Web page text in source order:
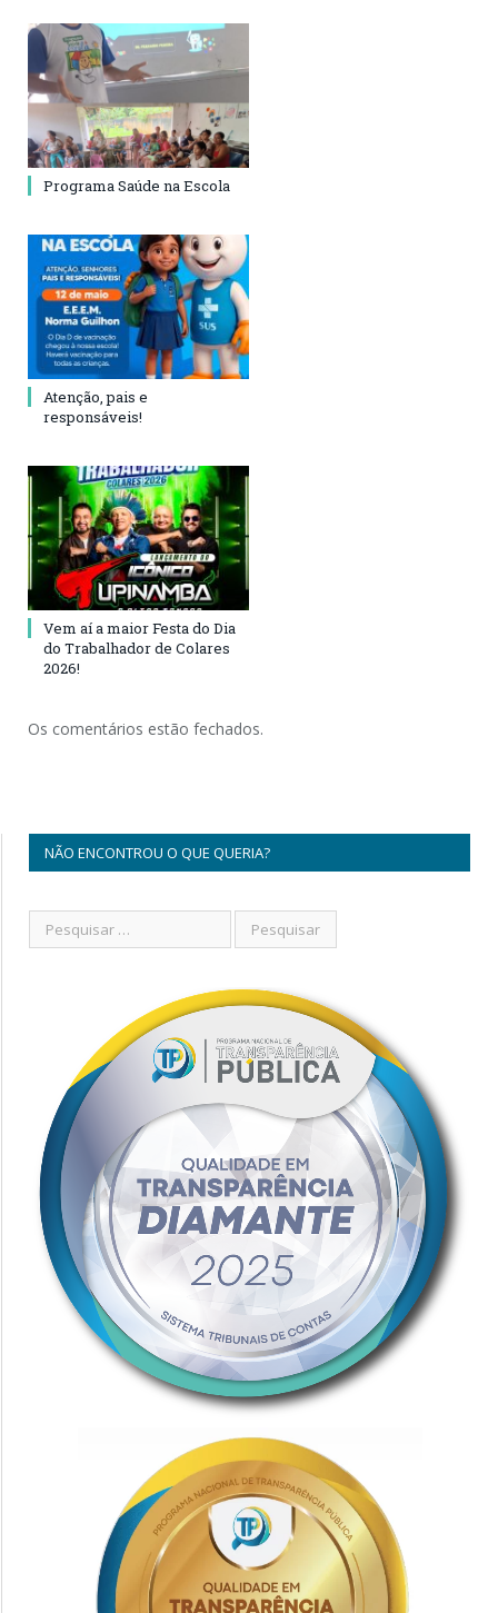
Programa Saúde na Escola
Atenção, pais e
responsáveis!
Vem aí a maior Festa do Dia
do Trabalhador de Colares
2026!
Os comentários estão fechados.
NÃO ENCONTROU O QUE QUERIA?